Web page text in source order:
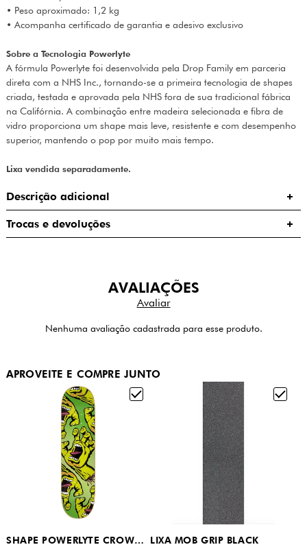
• Peso aproximado: 1,2 kg
• Acompanha certificado de garantia e adesivo exclusivo
Sobre a Tecnologia Powerlyte
A fórmula Powerlyte foi desenvolvida pela Drop Family em parceria
direta com a NHS Inc., tornando-se a primeira tecnologia de shapes
criada, testada e aprovada pela NHS fora de sua tradicional fábrica
na Califórnia. A combinação entre madeira selecionada e fibra de
vidro proporciona um shape mais leve, resistente e com desempenho
superior, mantendo o pop por muito mais tempo.
Lixa vendida separadamente.
Descrição adicional
Trocas e devoluções
AVALIAÇÕES
Nenhuma avaliação cadastrada para esse produto.
APROVEITE E COMPRE JUNTO
SHAPE POWERLYTE CROWDED HAND GREEN SANTA CRUZ LIXA MOB GRIP BLACK